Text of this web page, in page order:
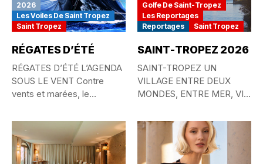
2026
Les Voiles De Saint Tropez
Saint Tropez
RÉGATES D’ÉTÉ
RÉGATES D’ÉTÉ L’AGENDA
SOUS LE VENT Contre
vents et marées, le
Golfe De Saint-Tropez
Les Reportages
Reportages
Saint Tropez
SAINT-TROPEZ 2026
SAINT-TROPEZ UN
VILLAGE ENTRE DEUX
MONDES, ENTRE MER, VIE
MYTHE...